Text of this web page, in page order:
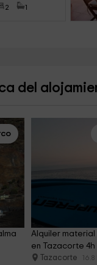
2 1
del
Alquiler
en Tazacorte 4h
Tazacorte 16.8